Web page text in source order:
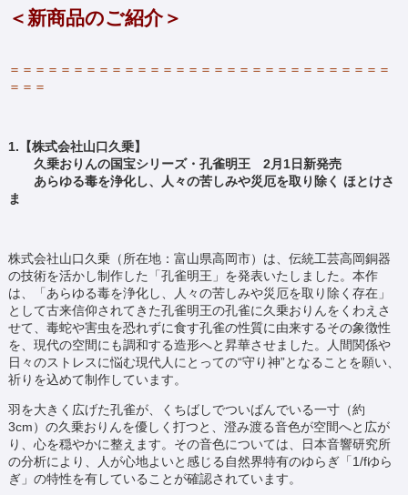
＜新商品のご紹介＞
＝＝＝＝＝＝＝＝＝＝＝＝＝＝＝＝＝＝＝＝＝＝＝＝＝＝＝＝＝＝
＝＝＝
1.【株式会社山口久乗】
久乗おりんの国宝シリーズ・孔雀明王 2月1日新発売
あらゆる毒を浄化し、人々の苦しみや災厄を取り除く ほとけさ
ま
株式会社山口久乗（所在地：富山県高岡市）は、伝統工芸高岡銅器
の技術を活かし制作した「孔雀明王」を発表いたしました。本作
は、「あらゆる毒を浄化し、人々の苦しみや災厄を取り除く存在」
として古来信仰されてきた孔雀明王の孔雀に久乗おりんをくわえさ
せて、毒蛇や害虫を恐れずに食す孔雀の性質に由来するその象徴性
を、現代の空間にも調和する造形へと昇華させました。人間関係や
日々のストレスに悩む現代人にとっての“守り神”となることを願い、
祈りを込めて制作しています。
羽を大きく広げた孔雀が、くちばしでついばんでいる一寸（約
3cm）の久乗おりんを優しく打つと、澄み渡る音色が空間へと広が
り、心を穏やかに整えます。その音色については、日本音響研究所
の分析により、人が心地よいと感じる自然界特有のゆらぎ「1/fゆら
ぎ」の特性を有していることが確認されています。